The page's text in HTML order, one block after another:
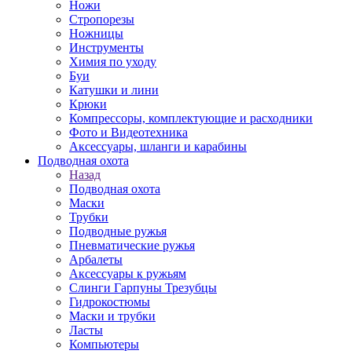
Ножи
Стропорезы
Ножницы
Инструменты
Химия по уходу
Буи
Катушки и лини
Крюки
Компрессоры, комплектующие и расходники
Фото и Видеотехника
Аксессуары, шланги и карабины
Подводная охота
Назад
Подводная охота
Маски
Трубки
Подводные ружья
Пневматические ружья
Арбалеты
Аксессуары к ружьям
Слинги Гарпуны Трезубцы
Гидрокостюмы
Маски и трубки
Ласты
Компьютеры